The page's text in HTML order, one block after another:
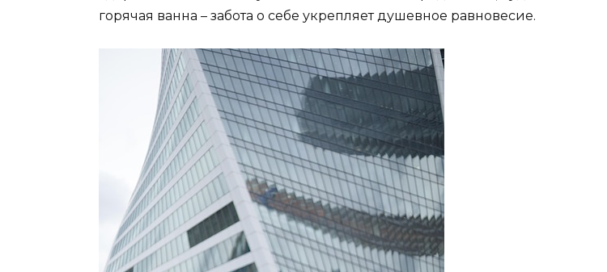
горячая ванна – забота о себе укрепляет душевное равновесие.